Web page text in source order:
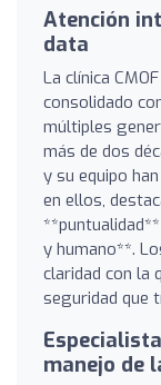
Atención
data
La clínica
consolidado
múltiples
más de dos
y su equipo
en ellos,
y humano**.
claridad con la
seguridad que
manejo de